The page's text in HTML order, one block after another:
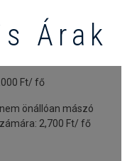
Árak
Ft/ fő
önállóan mászó
2,700 Ft/ fő